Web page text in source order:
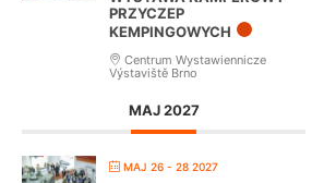
PRZYCZEP
KEMPINGOWYCH
Centrum Wystawiennicze
Výstaviště Brno
MAJ 2027
MAJ 26 - 28 2027